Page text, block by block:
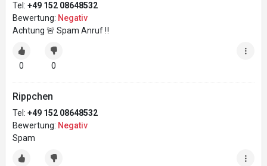
Tel: +49 152 08648532
Bewertung: Negativ
Achtung 🚨 Spam Anruf ‼️
0 0
Rippchen
Tel: +49 152 08648532
Bewertung: Negativ
Spam